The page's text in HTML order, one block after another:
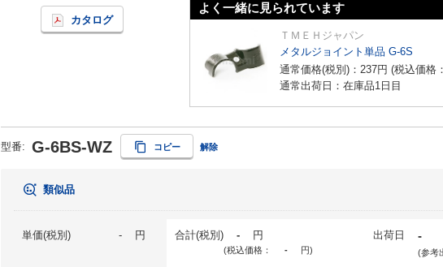
カタログ
よく一緒に見られています
ＴＭＥＨジャパン
メタルジョイント単品 G-6S
通常価格(税別)： 237円 (税込価格：
通常出荷日：在庫品1日目
型番: G-6BS-WZ コピー 解除
類似品
単価(税別) - 円 合計(税別) - 円
(税込価格： - 円)
出荷日 -
(参考